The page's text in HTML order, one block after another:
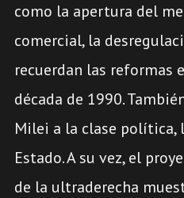
como la apertura del
comercial, la
recuerdan las reformas
década de 1990.
Milei a la clase política,
Estado. A su vez, el
de la ultraderecha